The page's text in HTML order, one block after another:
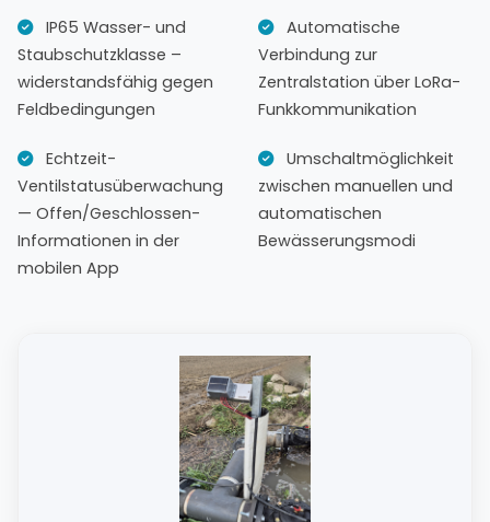
IP65 Wasser- und
Staubschutzklasse –
widerstandsfähig gegen
Feldbedingungen
Automatische
Verbindung zur
Zentralstation über LoRa-
Funkkommunikation
Echtzeit-
Ventilstatusüberwachung
— Offen/Geschlossen-
Informationen in der
mobilen App
Umschaltmöglichkeit
zwischen manuellen und
automatischen
Bewässerungsmodi